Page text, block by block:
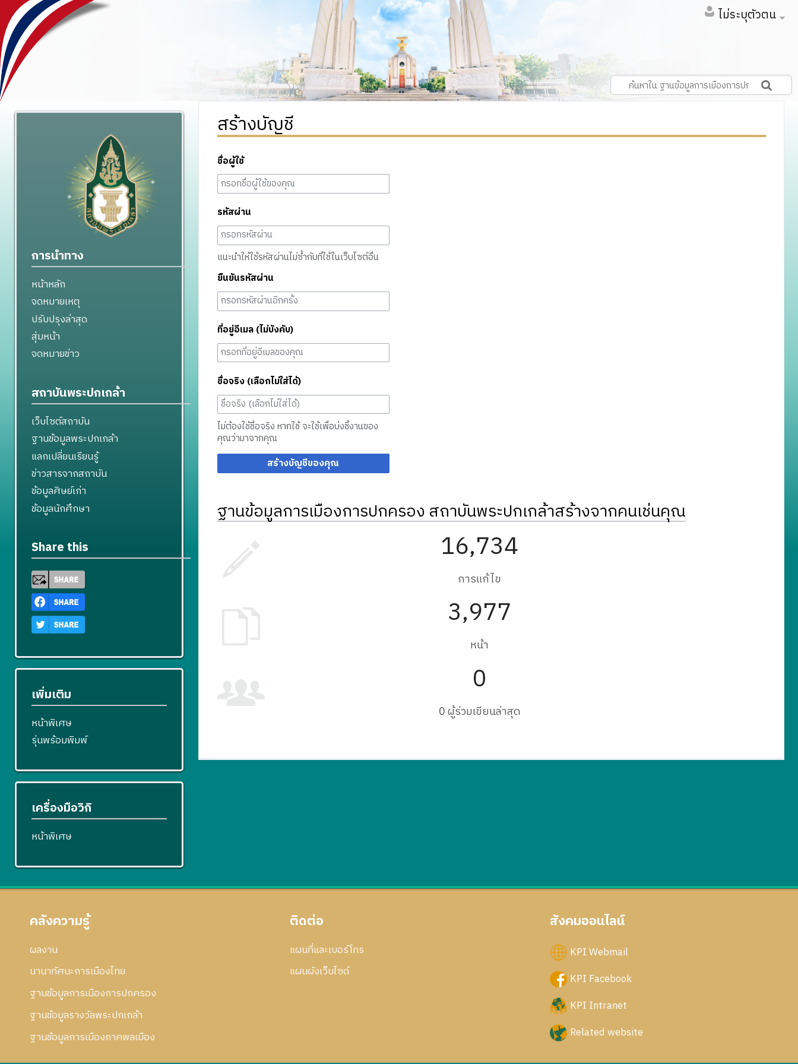
ไม่ระบุตัวตน
สร้างบัญชี
ชื่อผู้ใช้
รหัสผ่าน
แนะนำให้ใช้รหัสผ่านไม่ซ้ำกับที่ใช้ในเว็บไซต์อื่น
ยืนยันรหัสผ่าน
ที่อยู่อีเมล (ไม่บังคับ)
ชื่อจริง (เลือกไม่ใส่ได้)
ไม่ต้องใช้ชื่อจริง หากใช้ จะใช้เพื่อบ่งชี้งานของ
คุณว่ามาจากคุณ
สร้างบัญชีของคุณ
ฐานข้อมูลการเมืองการปกครอง สถาบันพระปกเกล้าสร้างจากคนเช่นคุณ
16,734
การแก้ไข
3,977
หน้า
0
0 ผู้ร่วมเขียนล่าสุด
การนำทาง
หน้าหลัก
จดหมายเหตุ
ปรับปรุงล่าสุด
สุ่มหน้า
จดหมายข่าว
สถาบันพระปกเกล้า
เว็บไซต์สถาบัน
ฐานข้อมูลพระปกเกล้า
แลกเปลี่ยนเรียนรู้
ข่าวสารจากสถาบัน
ข้อมูลศิษย์เก่า
ข้อมูลนักศึกษา
Share this
เพิ่มเติม
หน้าพิเศษ
รุ่นพร้อมพิมพ์
เครื่องมือวิกิ
หน้าพิเศษ
คลังความรู้
ผลงาน
นานาทัศนะการเมืองไทย
ฐานข้อมูลการเมืองการปกครอง
ฐานข้อมูลรางวัลพระปกเกล้า
ฐานข้อมูลการเมืองภาคพลเมือง
ติดต่อ
แผนที่และเบอร์โทร
แผนผังเว็บไซด์
สังคมออนไลน์
KPI Webmail
KPI Facebook
KPI Intranet
Related website